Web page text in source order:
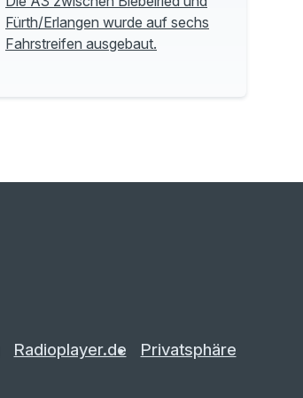
Fürth/Erlangen wurde auf sechs
Fahrstreifen ausgebaut.
Radioplayer.de
Privatsphäre